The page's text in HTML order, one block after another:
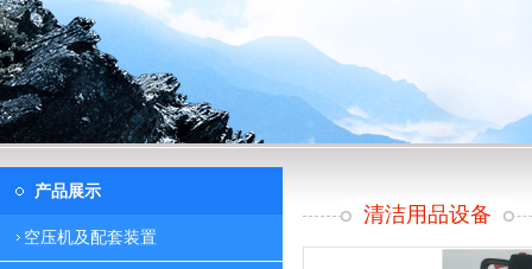
产品展示
空压机及配套装置
清洁用品设备